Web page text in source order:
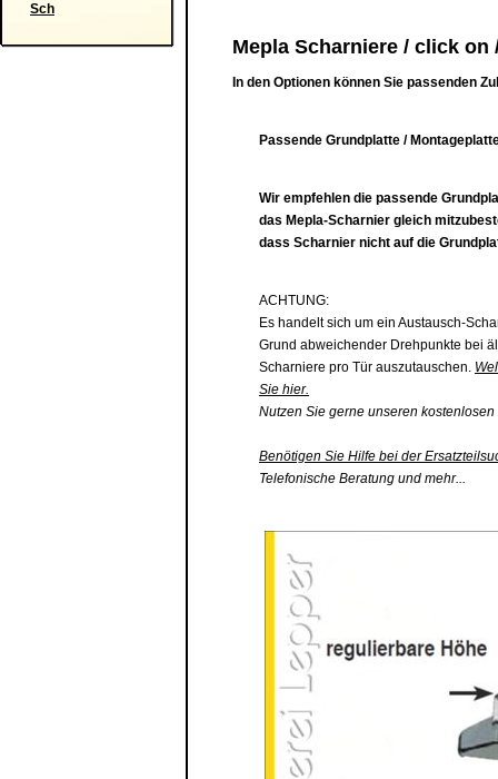
Sch
Mepla Scharniere / click on
In den Optionen können Sie passenden
Passende Grundplatte /
Wir empfehlen die passende
das Mepla-Scharnier gleich
dass Scharnier nicht auf die
ACHTUNG:
Es handelt sich um ein Austausch-
Grund abweichender Drehpunkte bei
Scharniere pro Tür auszutauschen.
Sie hier.
Nutzen Sie gerne unseren
Benötigen Sie Hilfe bei der
Telefonische Beratung und mehr...